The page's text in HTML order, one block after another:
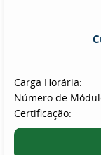
Carga Horária:
Número de
Certificação: